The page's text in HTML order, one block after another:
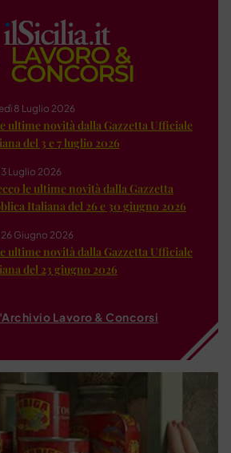
8 Luglio 2026
ultime novità dalla Gazzetta Ufficiale
del 3 e 7 luglio 2026
Luglio 2026
le ultime novità dalla Gazzetta
Italiana del 26 e 30 giugno 2026
Giugno 2026
ultime novità dalla Gazzetta Ufficiale
del 23 giugno 2026
Lavoro & Concorsi